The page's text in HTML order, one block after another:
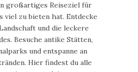
großartiges Reiseziel für
viel zu bieten hat. Entdecke
und die leckere
Besuche antike Stätten,
und entspanne an
Hier findest du alle